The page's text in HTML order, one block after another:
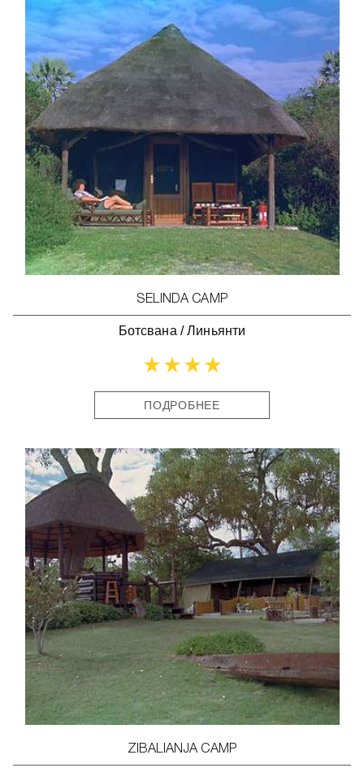
SELINDA CAMP
Ботсвана /Линьянти
ПОДРОБНЕЕ
ZIBALIANJA CAMP